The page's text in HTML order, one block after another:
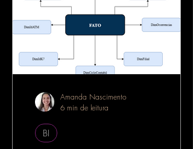
APIs estão por...
BI
Amanda Nascimento
6 min de leitura